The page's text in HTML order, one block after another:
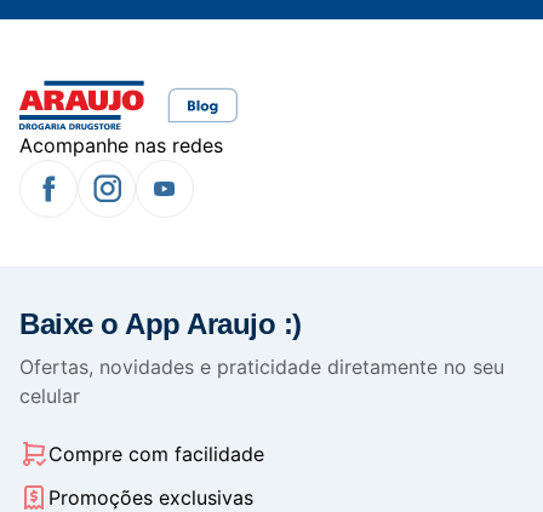
Acompanhe nas redes
Baixe o App Araujo :)
Ofertas, novidades e praticidade diretamente no seu
celular
Compre com facilidade
Promoções exclusivas